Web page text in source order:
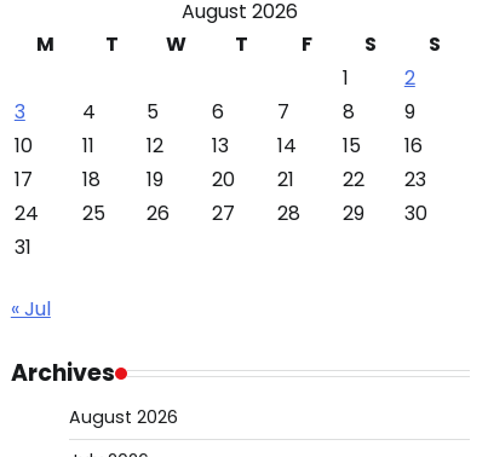
August 2026
M
T W T F S
S
1
2
3
4 5 6 7 8
9
10
11 12 13 14 15
16
17
18 19 20 21 22
23
24
25 26 27 28 29
30
31
« Jul
Archives
August 2026